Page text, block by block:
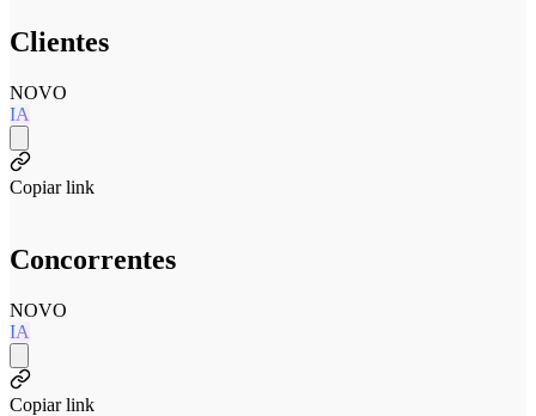
Clientes
NOVO
IA
Copiar link
Concorrentes
NOVO
IA
Copiar link